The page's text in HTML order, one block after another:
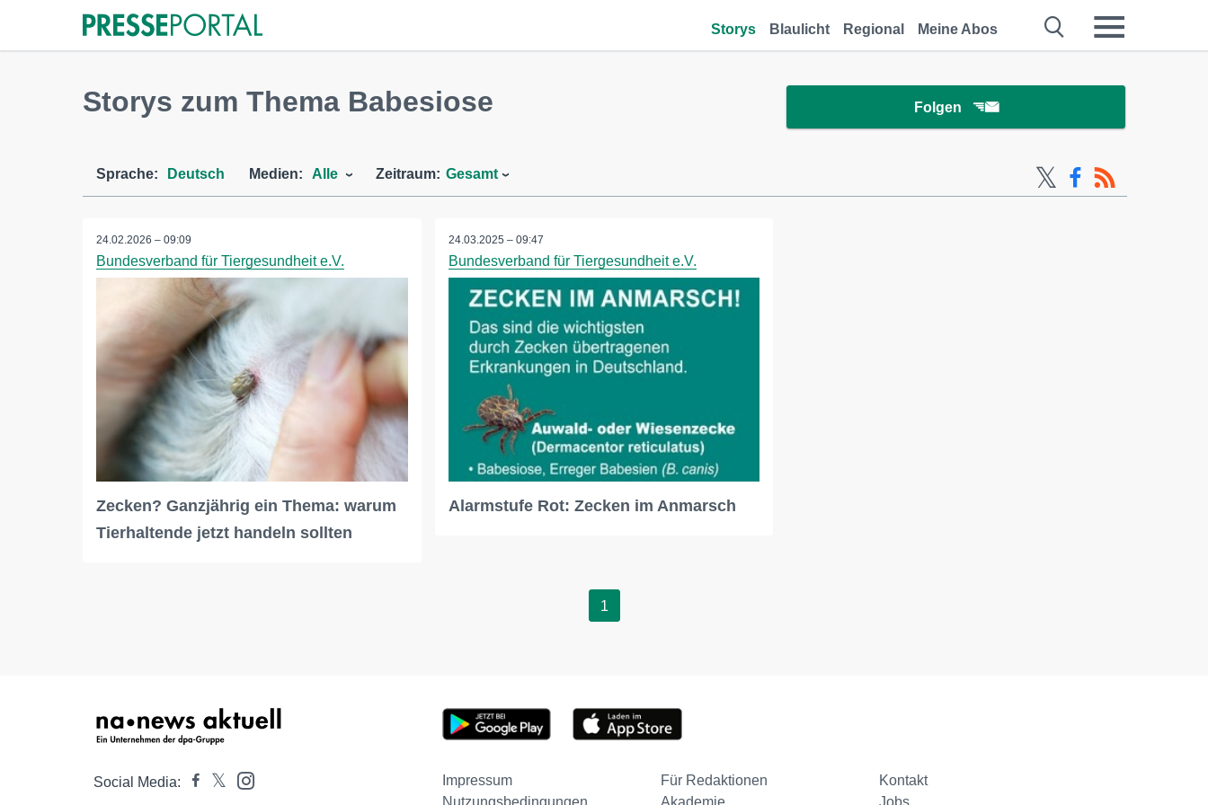
Storys Blaulicht Regional Meine Abos
Storys zum Thema Babesiose Folgen
Sprache: Deutsch Medien: Alle Zeitraum: Gesamt
24.02.2026 – 09:09
Bundesverband für Tiergesundheit e.V.
Zecken? Ganzjährig ein Thema: warum
Tierhaltende jetzt handeln sollten
24.03.2025 – 09:47
Bundesverband für Tiergesundheit e.V.
Alarmstufe Rot: Zecken im Anmarsch
1
Social Media: Impressum Für Redaktionen
Kontakt
Nutzungsbedingungen
Akademie Jobs